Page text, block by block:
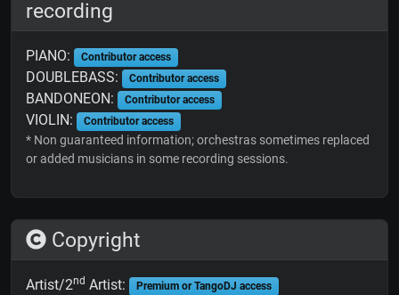
recording
PIANO: Contributor access
DOUBLEBASS: Contributor access
BANDONEON: Contributor access
VIOLIN: Contributor access
* Non guaranteed information; orchestras sometimes replaced
or added musicians in some recording sessions.
Copyright
Artist/2nd Artist: Premium or TangoDJ access